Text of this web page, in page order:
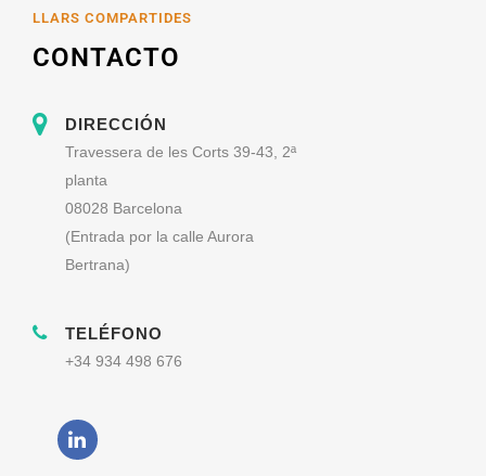
LLARS COMPARTIDES
CONTACTO
DIRECCIÓN
Travessera de les Corts 39-43, 2ª
planta
08028 Barcelona
(Entrada por la calle Aurora
Bertrana)
TELÉFONO
+34 934 498 676